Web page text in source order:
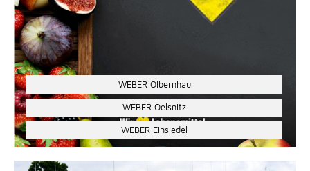
WEBER Olbernhau
WEBER Oelsnitz
WEBER Einsiedel